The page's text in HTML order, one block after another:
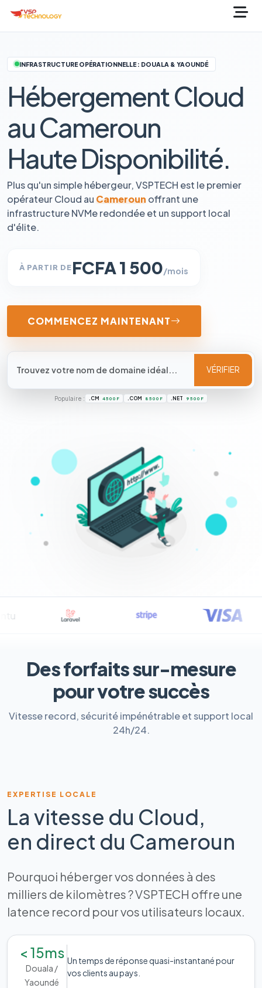
INFRASTRUCTURE OPÉRATIONNELLE : DOUALA & YAOUNDÉ
Hébergement Cloud
au Cameroun
Haute Disponibilité.
Plus qu'un simple hébergeur, VSPTECH est le premier
opérateur Cloud au Cameroun offrant une
infrastructure NVMe redondée et un support local
d'élite.
À PARTIR DEFCFA 1 500/mois
COMMENCEZ MAINTENANT
VÉRIFIER
Populaire : .CM 4 500 F .COM 8 500 F .NET 9 500 F
Des forfaits sur-mesure
pour votre succès
Vitesse record, sécurité impénétrable et support local
24h/24.
EXPERTISE LOCALE
La vitesse du Cloud,
en direct du Cameroun
Pourquoi héberger vos données à des
milliers de kilomètres ? VSPTECH offre une
latence record pour vos utilisateurs locaux.
< 15ms
Douala /
Yaoundé
Un temps de réponse quasi-instantané pour
vos clients au pays.